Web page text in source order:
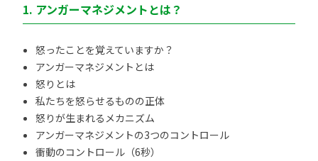
1. アンガーマネジメントとは？
怒ったことを覚えていますか？
アンガーマネジメントとは
怒りとは
私たちを怒らせるものの正体
怒りが生まれるメカニズム
アンガーマネジメントの3つのコントロール
衝動のコントロール（6秒）